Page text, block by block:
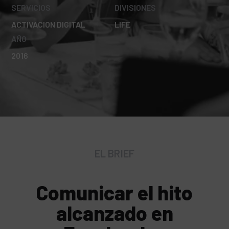
SERVICIOS
ACTIVACION DIGITAL
DIVISIONES
LIFE
AÑO
2016
Comunicar el hito
alcanzado en